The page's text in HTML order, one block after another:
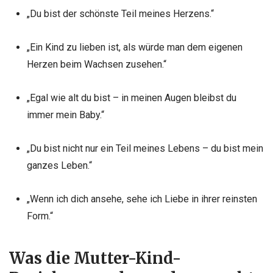
„Du bist der schönste Teil meines Herzens.“
„Ein Kind zu lieben ist, als würde man dem eigenen
Herzen beim Wachsen zusehen.“
„Egal wie alt du bist – in meinen Augen bleibst du
immer mein Baby.“
„Du bist nicht nur ein Teil meines Lebens – du bist mein
ganzes Leben.“
„Wenn ich dich ansehe, sehe ich Liebe in ihrer reinsten
Form.“
Was die Mutter-Kind-